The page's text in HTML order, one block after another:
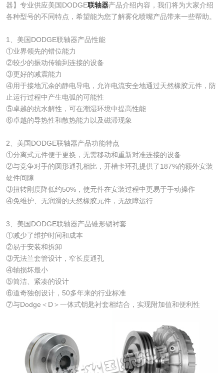
器】专业供应美国DODGE联轴器产品介绍内容，我们将为大家介绍
各种型号的不同特点，希望能为您了解雾化喷嘴产品带来一些帮助。
1、美国DODGE联轴器产品性能
①业界领先的错位能力
②较少的振动传输到连接的设备
③更好的减震能力
④用于接地冗余的静电导电，允许电流安全地通过天然橡胶元件，防
止运行过程中产生电弧的可能性
⑤卓越的抗水解性，可在潮湿环境中提高性能
⑥卓越的导热性和散热能力以及磁滞现象
2、美国DODGE联轴器产品功能特点
①分离式元件便于更换，无需移动和重新对准连接的设备
②与竞争对手的圆形通孔相比，开槽卡环孔提供了187%的额外安装
硬件间隙
③扭转刚度降低约50%，使元件在安装过程中更易于手动操作
④免维护、无润滑的天然橡胶元件，无故障运行
3、美国DODGE联轴器产品锥形锁衬套
①减少了维护时间和成本
②易于安装和拆卸
③无法兰套管设计，窄长度通孔
④轴损坏最小
⑤简洁、紧凑的设计
⑥道奇独创设计，50多年来的行业标准
⑦与Dodge＜D＞一体式钥匙衬套相结合，实现附加值和便利性